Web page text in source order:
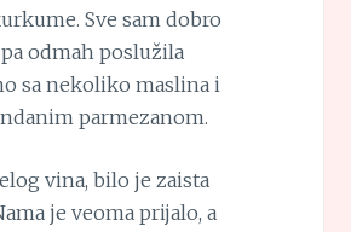
Sve sam dobro
odmah poslužila
sa nekoliko maslina i
parmezanom.
vina, bilo je zaista
je veoma prijalo, a